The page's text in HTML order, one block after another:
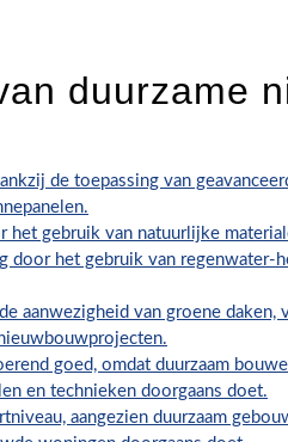
duurzame
de toepassing van
het gebruik van natuurlijke
door het gebruik van regenwater-
aanwezigheid van groene daken,
goed, omdat duurzaam
en technieken doorgaans doet.
aangezien duurzaam